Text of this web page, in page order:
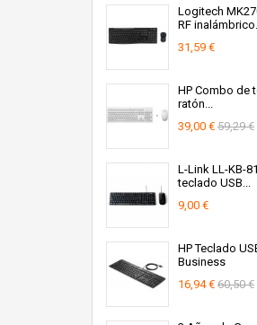
Logitech
RF
31,59 €
HP Combo de
ratón...
39,00 € 59,29 €
L-Link LL-KB-
teclado USB...
9,00 €
HP Teclado
Business
16,94 € 60,50 €